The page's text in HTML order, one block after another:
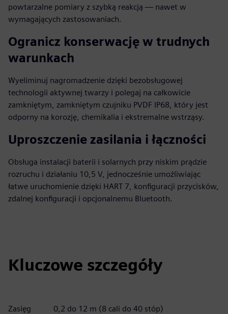
powtarzalne pomiary z szybką reakcją — nawet w
wymagających zastosowaniach.
Ogranicz konserwację w trudnych
warunkach
Wyeliminuj nagromadzenie dzięki bezobsługowej
technologii aktywnej twarzy i polegaj na całkowicie
zamkniętym, zamkniętym czujniku PVDF IP68, który jest
odporny na korozję, chemikalia i ekstremalne wstrząsy.
Uproszczenie zasilania i łączności
Obsługa instalacji baterii i solarnych przy niskim prądzie
rozruchu i działaniu 10,5 V, jednocześnie umożliwiając
łatwe uruchomienie dzięki HART 7, konfiguracji przycisków,
zdalnej konfiguracji i opcjonalnemu Bluetooth.
Kluczowe szczegóły
Zasięg 0,2 do 12 m (8 cali do 40 stóp)